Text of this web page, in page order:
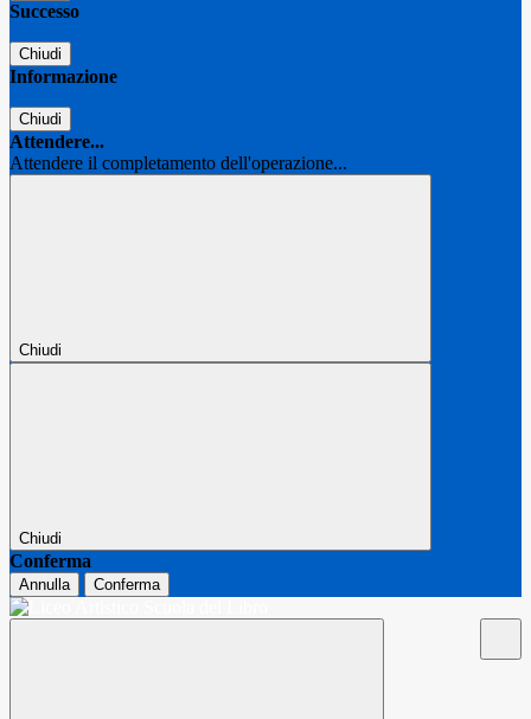
Successo
Chiudi
Informazione
Chiudi
Attendere...
Attendere il completamento dell'operazione...
Chiudi
Chiudi
Conferma
Annulla Conferma